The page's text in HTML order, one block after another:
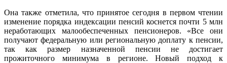
Она также отметила, что принятое сегодня в первом чтении
изменение порядка индексации пенсий коснется почти 5 млн
неработающих малообеспеченных пенсионеров. «Все они
получают федеральную или региональную доплату к пенсии,
так как размер назначенной пенсии не достигает
прожиточного минимума в регионе. Новый подход к